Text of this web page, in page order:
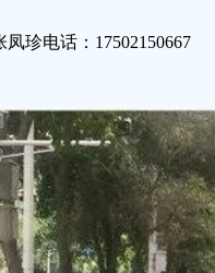
凤珍电话：17502150667